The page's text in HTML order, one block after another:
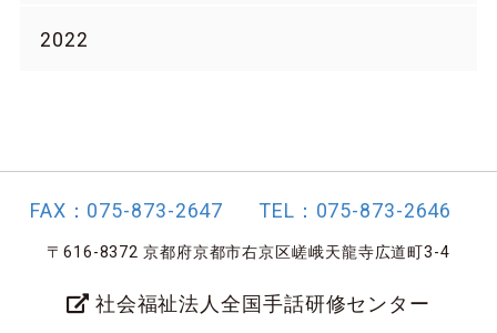
2022
〒616-8372 京都府京都市右京区嵯峨天龍寺広道町3-4
FAX：075-873-2647 TEL：075-873-2646
社会福祉法人全国手話研修センター